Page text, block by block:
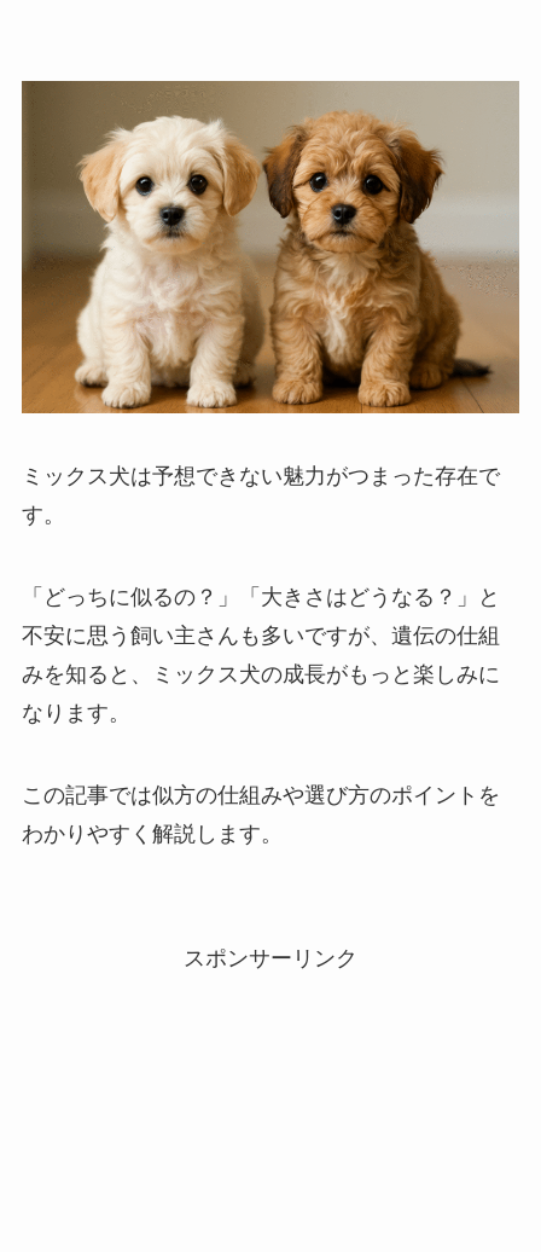
ミックス犬は予想できない魅力がつまった存在で
す。
「どっちに似るの？」「大きさはどうなる？」と
不安に思う飼い主さんも多いですが、遺伝の仕組
みを知ると、ミックス犬の成長がもっと楽しみに
なります。
この記事では似方の仕組みや選び方のポイントを
わかりやすく解説します。
スポンサーリンク